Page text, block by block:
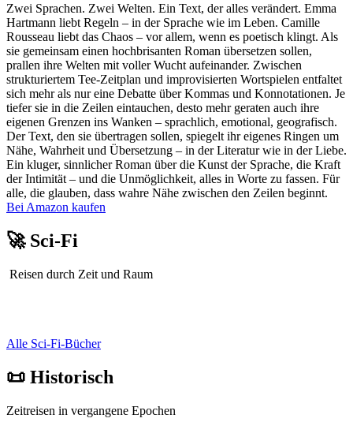
Zwei Sprachen. Zwei Welten. Ein Text, der alles verändert. Emma
Hartmann liebt Regeln – in der Sprache wie im Leben. Camille
Rousseau liebt das Chaos – vor allem, wenn es poetisch klingt. Als
sie gemeinsam einen hochbrisanten Roman übersetzen sollen,
prallen ihre Welten mit voller Wucht aufeinander. Zwischen
strukturiertem Tee-Zeitplan und improvisierten Wortspielen entfaltet
sich mehr als nur eine Debatte über Kommas und Konnotationen. Je
tiefer sie in die Zeilen eintauchen, desto mehr geraten auch ihre
eigenen Grenzen ins Wanken – sprachlich, emotional, geografisch.
Der Text, den sie übertragen sollen, spiegelt ihr eigenes Ringen um
Nähe, Wahrheit und Übersetzung – in der Literatur wie in der Liebe.
Ein kluger, sinnlicher Roman über die Kunst der Sprache, die Kraft
der Intimität – und die Unmöglichkeit, alles in Worte zu fassen. Für
alle, die glauben, dass wahre Nähe zwischen den Zeilen beginnt.
Bei Amazon kaufen
🚀 Sci-Fi
Reisen durch Zeit und Raum
Alle Sci-Fi-Bücher
📜 Historisch
Zeitreisen in vergangene Epochen